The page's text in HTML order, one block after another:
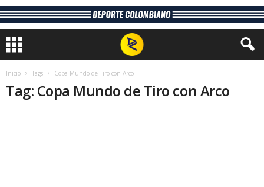
Inicio Tags Copa Mundo de Tiro con Arco
Tag: Copa Mundo de Tiro con Arco